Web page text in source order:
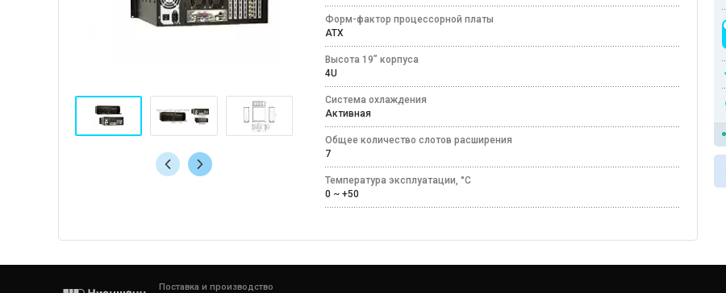
Форм-фактор процессорной платы
ATX
Высота 19” корпуса
4U
Система охлаждения
Активная
Общее количество слотов расширения
7
Температура эксплуатации, °C
0 ~ +50
Поставка и производство